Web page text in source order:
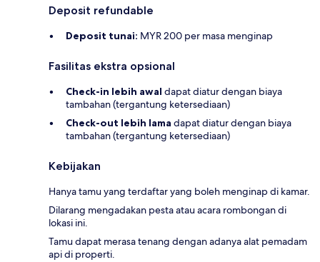
Deposit refundable
Deposit tunai: MYR 200 per masa menginap
Fasilitas ekstra opsional
Check-in lebih awal dapat diatur dengan biaya
tambahan (tergantung ketersediaan)
Check-out lebih lama dapat diatur dengan biaya
tambahan (tergantung ketersediaan)
Kebijakan
Hanya tamu yang terdaftar yang boleh menginap di kamar.
Dilarang mengadakan pesta atau acara rombongan di
lokasi ini.
Tamu dapat merasa tenang dengan adanya alat pemadam
api di properti.